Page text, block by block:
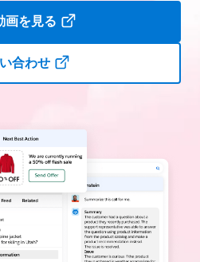
画を見る
合わせ